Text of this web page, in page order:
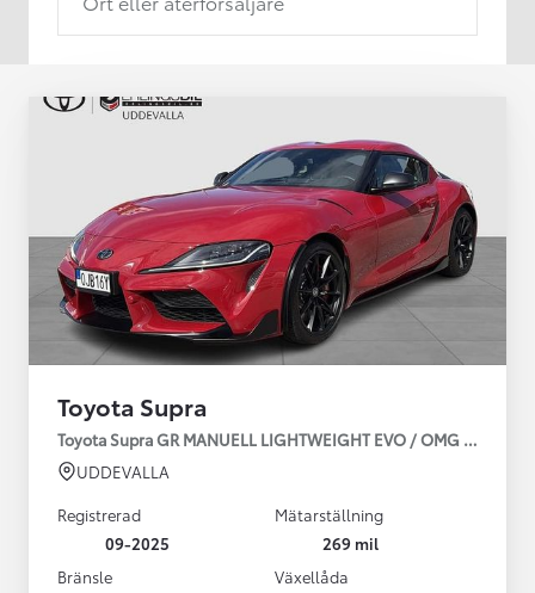
Toyota Supra
Toyota Supra GR MANUELL LIGHTWEIGHT EVO / OMG LEV!
UDDEVALLA
Registrerad
09-2025
Mätarställning
269 mil
Bränsle
Växellåda